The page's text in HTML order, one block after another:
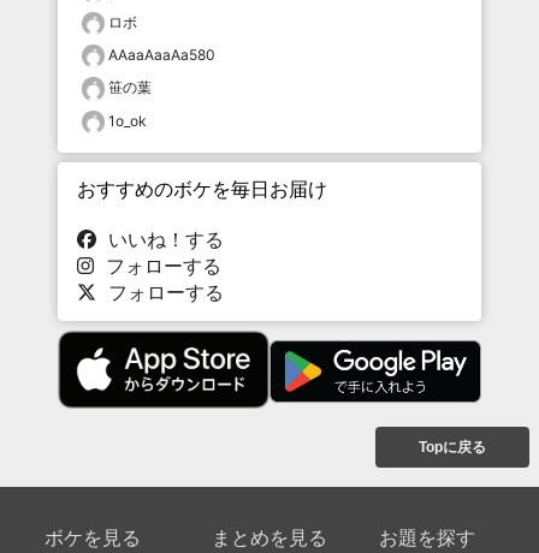
ロボ
AAaaAaaAa580
笹の葉
1o_ok
おすすめのボケを毎日お届け
いいね！する
フォローする
フォローする
Topに戻る
ボケを見る まとめを見る お題を探す